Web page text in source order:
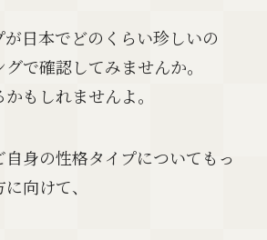
日本でどのくらい珍しいの
で確認してみませんか。
もしれませんよ。
身の性格タイプについてもっ
向けて、